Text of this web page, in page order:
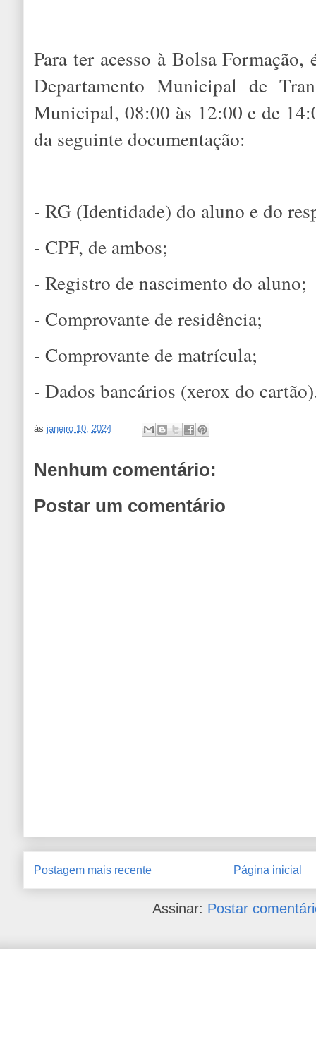
Para ter acesso à Bolsa
Departamento Municipal de
Municipal, 08:00 às 12:00 e de
da seguinte documentação:
- RG (Identidade) do aluno e do
- CPF, de ambos;
- Registro de nascimento do aluno;
- Comprovante de residência;
- Comprovante de matrícula;
- Dados bancários (xerox do
àsjaneiro 10, 2024
Nenhum comentário:
Postar um comentário
Postagem mais recente Página inicial
Assinar: Postar